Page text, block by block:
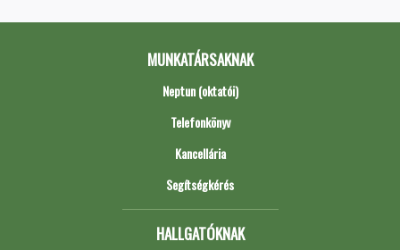
MUNKATÁRSAKNAK
Neptun (oktatói)
Telefonkönyv
Kancellária
Segítségkérés
HALLGATÓKNAK